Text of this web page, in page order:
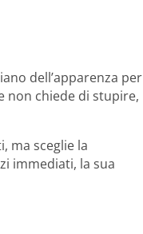
dell’apparenza per
non chiede di stupire,
ma sceglie la
immediati, la sua